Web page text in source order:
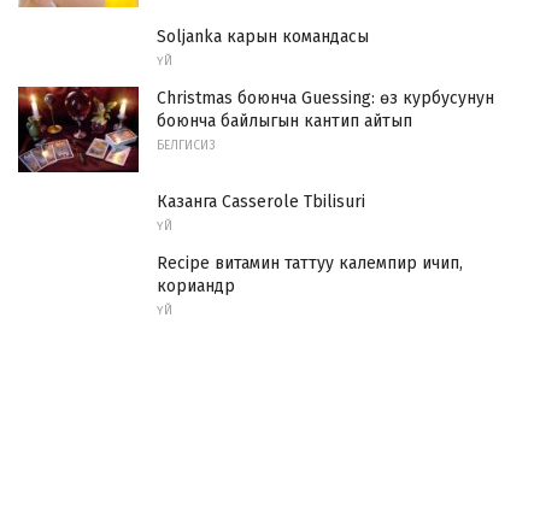
Soljanka карын командасы
ҮЙ
Christmas боюнча Guessing: өз курбусунун
боюнча байлыгын кантип айтып
БЕЛГИСИЗ
Казанга Casserole Tbilisuri
ҮЙ
Recipe витамин таттуу калемпир ичип,
кориандр
ҮЙ